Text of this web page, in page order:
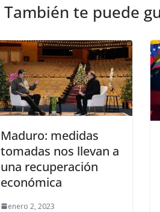
También te puede
Maduro: medidas
tomadas nos llevan a
una recuperación
económica
enero 2, 2023